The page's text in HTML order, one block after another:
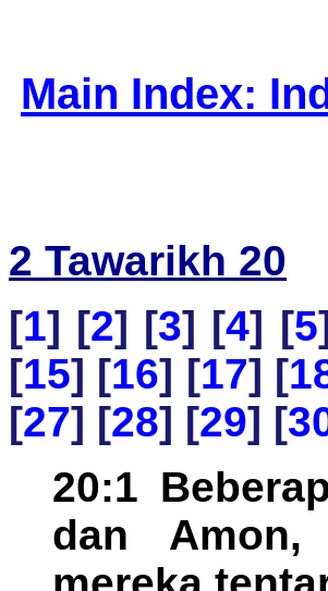
Main Index:
2 Tawarikh 20
[1] [2] [3] [4] [5
[15] [16] [17] [
[27] [28] [29] [
20:1
dan Amon,